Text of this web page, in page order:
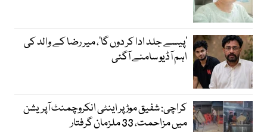
’پیسے جلد ادا کر دوں گا‘، میر رضا کے والد کی
اہم آڈیو سامنے آگئی
کراچی: شفیق موڑ پر اینٹی انکروچمنٹ آپریشن
میں مزاحمت، 33 ملزمان گرفتار